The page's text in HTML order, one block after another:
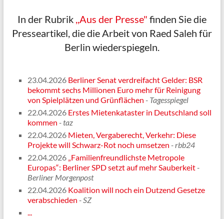
In der Rubrik ,,Aus der Presse" finden Sie die
Presseartikel, die die Arbeit von Raed Saleh für
Berlin wiederspiegeln.
23.04.2026 Berliner Senat verdreifacht Gelder: BSR
bekommt sechs Millionen Euro mehr für Reinigung
von Spielplätzen und Grünflächen - Tagesspiegel
22.04.2026 Erstes Mietenkataster in Deutschland soll
kommen - taz
22.04.2026 Mieten, Vergaberecht, Verkehr: Diese
Projekte will Schwarz-Rot noch umsetzen - rbb24
22.04.2026 „Familienfreundlichste Metropole
Europas“: Berliner SPD setzt auf mehr Sauberkeit-
Berliner Morgenpost
22.04.2026 Koalition will noch ein Dutzend Gesetze
verabschieden - SZ